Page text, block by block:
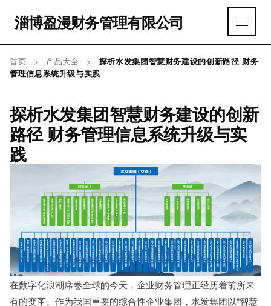
淄博盈漫财务管理有限公司
首页 > 产品大全 >
探析水发集团智慧财务建设的创新路径 财务
管理信息系统升级与实践
探析水发集团智慧财务建设的创新
路径 财务管理信息系统升级与实
践
在数字化浪潮席卷全球的今天，企业财务管理正经历着前所未
有的变革。作为我国重要的综合性企业集团，水发集团以“智慧